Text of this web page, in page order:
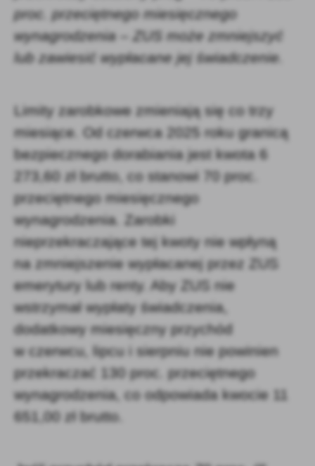
proc. przeciętnego miesięcznego
wynagrodzenia – ZUS może zmniejszyć
lub zawiesić wypłacane jej świadczenie.
Limity zarobkowe zmieniają się co trzy
miesiące. Od czerwca 2025 roku granicą
bezpiecznego dorabiania jest kwota 6
273,60 zł brutto, co stanowi 70 proc.
przeciętnego miesięcznego
wynagrodzenia. Zarobki
nieprzekraczające tej kwoty nie wpłyną
na zmniejszenie wypłacanej przez ZUS
emerytury lub renty. Aby ZUS nie
wstrzymał wypłaty świadczenia,
dodatkowy miesięczny przychód
w czerwcu, lipcu i sierpniu nie powinien
przekraczać 130 proc. przeciętnego
wynagrodzenia, co odpowiada kwocie 11
651,00 zł brutto.